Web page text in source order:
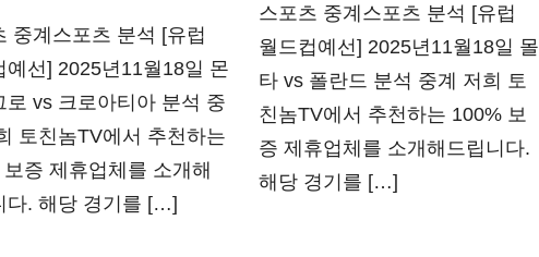
중계스포츠 분석 [유럽
예선] 2025년11월18일 몬
로 vs 크로아티아 분석 중
토친놈TV에서 추천하는
증 제휴업체를 소개해
다. 해당 경기를 […]
스포츠 중계스포츠 분석 [유럽
월드컵예선] 2025년11월18일 몰
타 vs 폴란드 분석 중계 저희 토
친놈TV에서 추천하는 100% 보
증 제휴업체를 소개해드립니다.
해당 경기를 […]